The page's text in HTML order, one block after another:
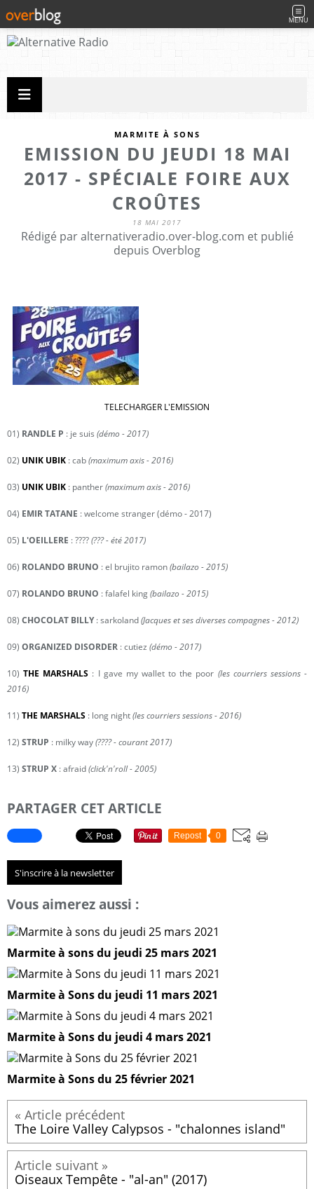
MENU
MARMITE À SONS
EMISSION DU JEUDI 18 MAI
2017 - SPÉCIALE FOIRE AUX
CROÛTES
18 MAI 2017
Rédigé par alternativeradio.over-blog.com et publié
depuis Overblog
TELECHARGER L'EMISSION
01) RANDLE P : je suis (démo - 2017)
02) UNIK UBIK : cab(maximum axis - 2016)
03) UNIK UBIK : panther(maximum axis - 2016)
04) EMIR TATANE : welcome stranger (démo - 2017)
05) L'OEILLERE : ????(??? - été 2017)
06) ROLANDO BRUNO : el brujito ramon(bailazo - 2015)
07) ROLANDO BRUNO : falafel king(bailazo - 2015)
08) CHOCOLAT BILLY: sarkoland(Jacques et ses diverses compagnes - 2012)
09) ORGANIZED DISORDER : cutiez (démo - 2017)
10)THE MARSHALS : I gave my wallet to the poor (les courriers sessions -
2016)
11) THE MARSHALS : long night(les courriers sessions - 2016)
12) STRUP : milky way(???? - courant 2017)
13) STRUP X : afraid(click'n'roll - 2005)
PARTAGER CET ARTICLE
Repost 0
S'inscrire à la newsletter
Vous aimerez aussi :
Marmite à sons du jeudi 25 mars 2021
Marmite à Sons du jeudi 11 mars 2021
Marmite à Sons du jeudi 4 mars 2021
Marmite à Sons du 25 février 2021
The Loire Valley Calypsos - "chalonnes island"
Oiseaux Tempête - "al-an" (2017)